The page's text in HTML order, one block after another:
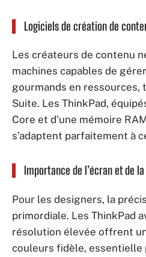
Logiciels de création de
Les créateurs de contenu
machines capables de
gourmands en ressources,
Suite. Les ThinkPad,
Core et d’une mémoire
s’adaptent parfaitement à
Importance de l’écran et de
Pour les designers, la
primordiale. Les ThinkPad
résolution élevée offrent
couleurs fidèle, essentielle